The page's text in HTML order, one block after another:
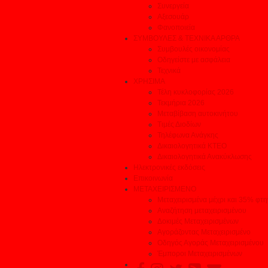
Συνεργεία
Αξεσουάρ
Φανοποιεία
ΣΥΜΒΟΥΛΕΣ & ΤΕΧΝΙΚΑ ΑΡΘΡΑ
Συμβουλές οικονομίας
Οδηγείστε με ασφάλεια
Τεχνικά
ΧΡΗΣΙΜΑ
Τέλη κυκλοφορίας 2026
Τεκμήρια 2026
Μεταβίβαση αυτοκινήτου
Τιμές Διοδίων
Τηλέφωνα Ανάγκης
Δικαιολογητικά ΚΤΕΟ
Δικαιολογητικά Ανακύκλωσης
Ηλεκτρονικές εκδόσεις
Επικοινωνία
ΜΕΤΑΧΕΙΡΙΣΜΕΝΟ
Μεταχειρισμένα μέχρι και 35%
Αναζήτηση μεταχειρισμένου
Δοκιμές Μεταχειρισμένων
Αγοράζοντας Μεταχειρισμένο
Οδηγός Αγοράς Μεταχειρισμένου
Έμποροι Μεταχειρισμένων